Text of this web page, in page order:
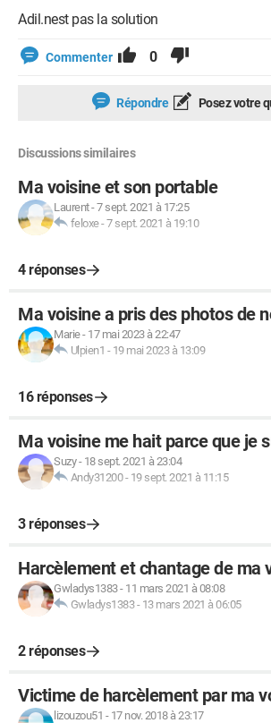
Adil.nest pas la solution
Commenter 0
Répondre Posez votre
Discussions similaires
Ma voisine et son portable
Laurent-7 sept. 2021 à 17:25
feloxe-7 sept. 2021 à 19:10
4 réponses
Ma voisine a pris des photos de
Marie- 17 mai 2023 à 22:47
Ulpien1 - 19 mai 2023 à 13:09
16 réponses
Ma voisine me hait parce que je
Suzy- 18 sept. 2021 à 23:04
Andy31200- 19 sept. 2021 à 11:15
3 réponses
Harcèlement et chantage de ma
Gwladys1383- 11 mars 2021 à 08:08
Gwladys1383- 13 mars 2021 à 06:05
2 réponses
Victime de harcèlement par ma
lizouzou51 - 17 nov. 2018 à 23:17